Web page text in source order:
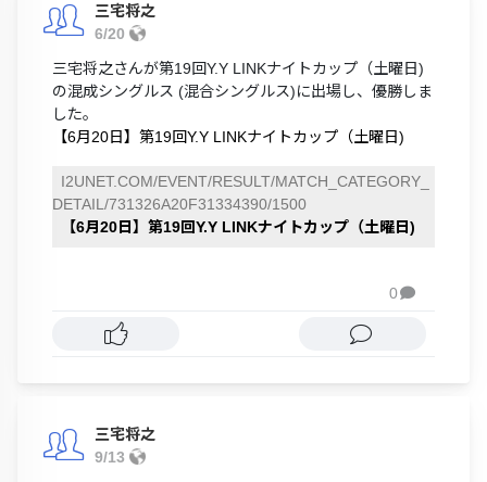
三宅将之
6/20
三宅将之さんが第19回Y.Y LINKナイトカップ（土曜日)
の混成シングルス (混合シングルス)に出場し、優勝しま
した。
【6月20日】第19回Y.Y LINKナイトカップ（土曜日)
I2UNET.COM/EVENT/RESULT/MATCH_CATEGORY_
DETAIL/731326A20F31334390/1500
【6月20日】第19回Y.Y LINKナイトカップ（土曜日)
0
三宅将之
9/13